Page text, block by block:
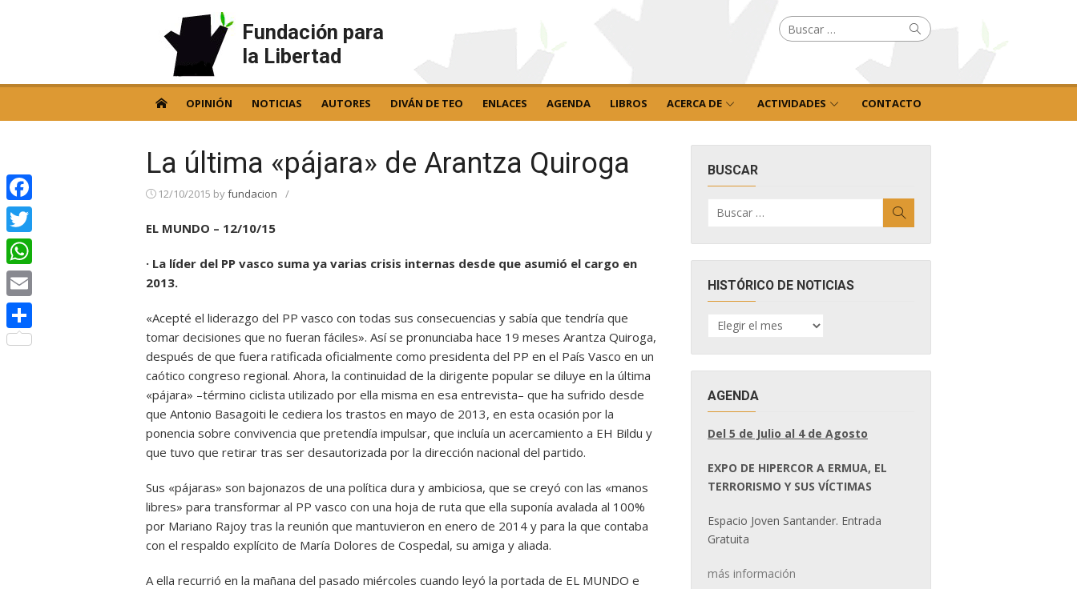
Fundación para
la Libertad
Buscar
por: Buscar
OPINIÓN NOTICIAS AUTORES DIVÁN DE TEO ENLACES AGENDA LIBROS ACERCA DE ACTIVIDADES CONTACTO
La última «pájara» de Arantza Quiroga
12/10/2015 byfundacion /
EL MUNDO – 12/10/15
· La líder del PP vasco suma ya varias crisis internas desde que asumió el cargo en
2013.
«Acepté el liderazgo del PP vasco con todas sus consecuencias y sabía que tendría que
tomar decisiones que no fueran fáciles». Así se pronunciaba hace 19 meses Arantza Quiroga,
después de que fuera ratificada oficialmente como presidenta del PP en el País Vasco en un
caótico congreso regional. Ahora, la continuidad de la dirigente popular se diluye en la última
«pájara» –término ciclista utilizado por ella misma en esa entrevista– que ha sufrido desde
que Antonio Basagoiti le cediera los trastos en mayo de 2013, en esta ocasión por la
ponencia sobre convivencia que pretendía impulsar, que incluía un acercamiento a EH Bildu y
que tuvo que retirar tras ser desautorizada por la dirección nacional del partido.
Sus «pájaras» son bajonazos de una política dura y ambiciosa, que se creyó con las «manos
libres» para transformar al PP vasco con una hoja de ruta que ella suponía avalada al 100%
por Mariano Rajoy tras la reunión que mantuvieron en enero de 2014 y para la que contaba
con el respaldo explícito de María Dolores de Cospedal, su amiga y aliada.
A ella recurrió en la mañana del pasado miércoles cuando leyó la portada de EL MUNDO e
BUSCAR
por:
HISTÓRICO DE NOTICIAS
HISTÓRICO
DE
AGENDA
Del 5 de Julio al 4 de Agosto
EXPO DE HIPERCOR A ERMUA, EL
TERRORISMO Y SUS VÍCTIMAS
Espacio Joven Santander. Entrada
Gratuita
más información
Facebook
Twitter
WhatsApp
Email
Compartir